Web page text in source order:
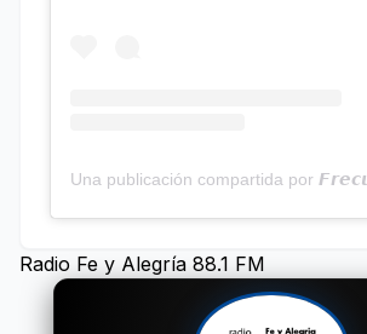
Radio Fe y Alegría 88.1 FM